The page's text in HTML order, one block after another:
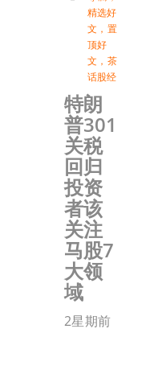
精选好
文 ， 置
顶好
文 ， 茶
话股经
特朗
普301
关税
回归
投资
者该
关注
马股7
大领
域
2星期前